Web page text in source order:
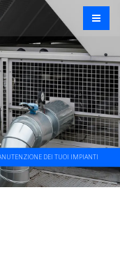
DEI TUOI IMPIANTI